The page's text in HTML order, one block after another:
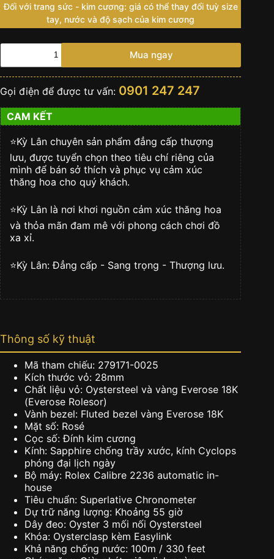
Đối với trang sức - kim cương: giá có thể thay đổi tuỳ size
tay, nước và độ sạch của kim cương
Đồng
Rolex
Datejust
28
hồng
La
Mã
279171-
0025
số
lượng
Mua ngay
Gọi điện để được tư vấn: 0901 247 247
CAM KẾT
⭐️Kỳ Lân chuyên sản phẩm đẳng cấp thượng
lưu, được tuyển chọn theo tiêu chí riêng của
mình để bán sở thích và phục vụ cảm xúc
thăng hoa cho quý khách.
⭐️Kỳ Lân là nơi khơi nguồn cảm xúc thăng hoa
và thỏa mãn đam mê với phong cách chơi đồ
xa xỉ.
⭐️Kỳ Lân: Đẳng cấp - Sang trọng - Thượng lưu.
Thông số kỹ thuật
Mã tham chiếu: 279171-0025
Kích thước vỏ: 28mm
Chất liệu vỏ: Oystersteel và vàng Everose 18K
(Everose Rolesor)
Vành bezel: Fluted bezel vàng Everose 18K
Mặt số: Rosé
Cọc số: Đính kim cương
Kính: Sapphire chống trầy xước, kính Cyclops
phóng đại lịch ngày
Bộ máy: Rolex Calibre 2236 automatic in-
house
Tiêu chuẩn: Superlative Chronometer
Dự trữ năng lượng: Khoảng 55 giờ
Dây đeo: Oyster 3 mối nối Oystersteel
Khóa: Oysterclasp kèm Easylink
Khả năng chống nước: 100m / 330 feet